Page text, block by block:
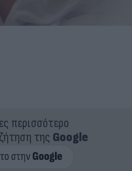
περισσότερο
της Google